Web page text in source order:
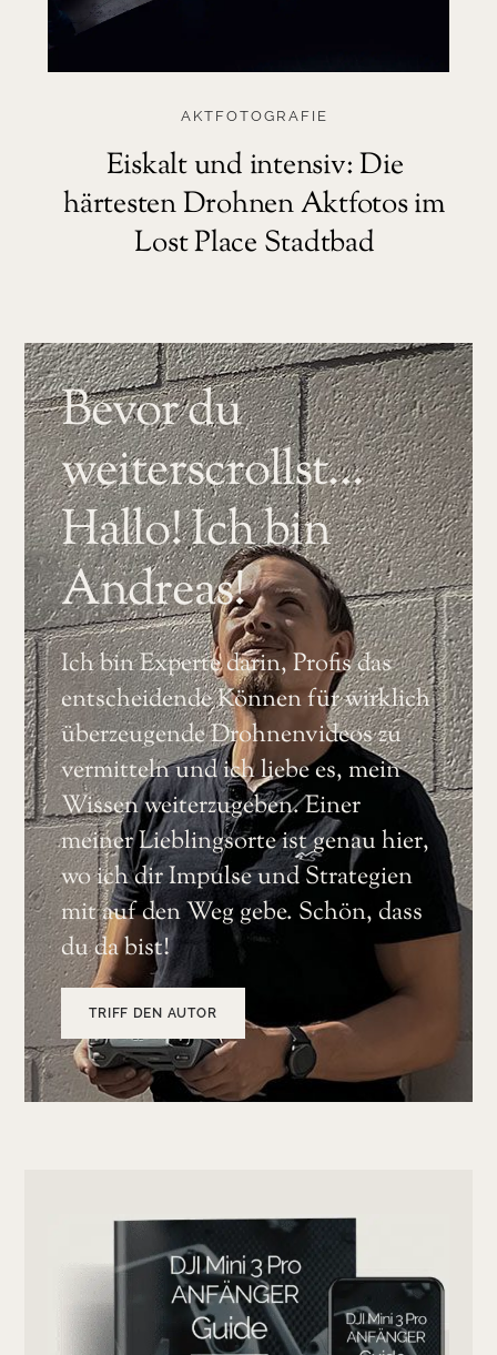
Eiskalt und intensiv: Die
härtesten Drohnen Aktfotos im
Lost Place Stadtbad
AKTFOTOGRAFIE
Bevor du
weiterscrollst…
Hallo! Ich bin
Andreas!
Ich bin Experte darin, Profis das
entscheidende Können für wirklich
überzeugende Drohnenvideos zu
vermitteln und ich liebe es, mein
Wissen weiterzugeben. Einer
meiner Lieblingsorte ist genau hier,
wo ich dir Impulse und Strategien
mit auf den Weg gebe. Schön, dass
du da bist!
TRIFF DEN AUTOR